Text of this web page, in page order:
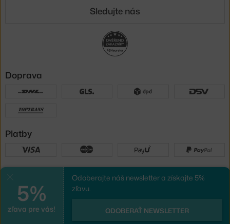
5%
zľava pre vás!
Odoberajte náš newsletter a získajte 5%
zľavu.
ODOBERAŤ NEWSLETTER
Sledujte nás
Doprava
Platby
Sme tu pre vás
e-shop na mieruod